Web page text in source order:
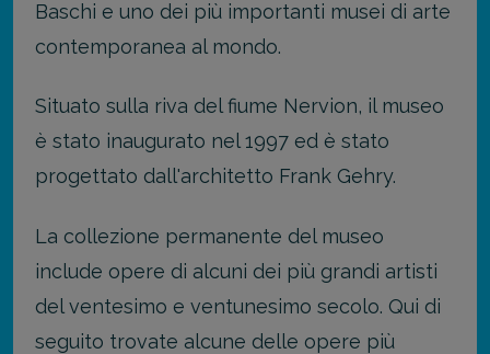
Baschi e uno dei più importanti musei di arte
contemporanea al mondo.
Situato sulla riva del fiume Nervion, il museo
è stato inaugurato nel 1997 ed è stato
progettato dall'architetto Frank Gehry.
La collezione permanente del museo
include opere di alcuni dei più grandi artisti
del ventesimo e ventunesimo secolo. Qui di
seguito trovate alcune delle opere più